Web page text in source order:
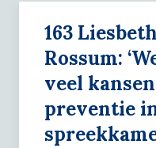
163
Rossum:
veel
preventie